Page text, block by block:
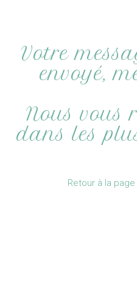
Votre
envoyé,
Nous vous
dans les
Retour à la